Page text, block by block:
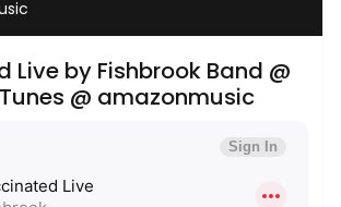
Live by Fishbrook Band @
@ amazonmusic